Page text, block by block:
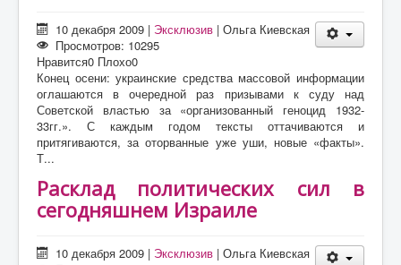
10 декабря 2009 | Эксклюзив |Ольга Киевская
Просмотров: 10295
Нравится0 Плохо0
Конец осени: украинские средства массовой информации
оглашаются в очередной раз призывами к суду над
Советской властью за «организованный геноцид 1932-
33гг.». С каждым годом тексты оттачиваются и
притягиваются, за оторванные уже уши, новые «факты».
Т...
Расклад политических сил в
сегодняшнем Израиле
10 декабря 2009 | Эксклюзив |Ольга Киевская